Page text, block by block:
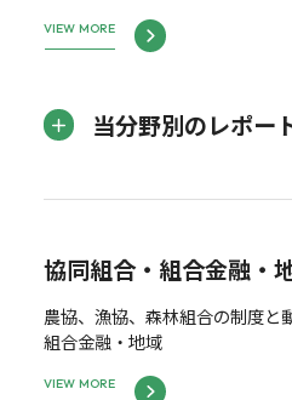
VIEW MORE
当分野別のレポー
協同組合・組合金融・
農協、漁協、森林組合の制度と
組合金融・地域
VIEW MORE